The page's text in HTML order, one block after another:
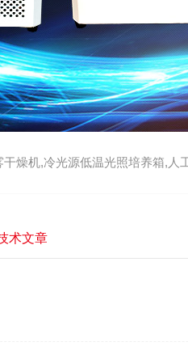
干燥机,冷光源低温光照培养箱,人
术文章